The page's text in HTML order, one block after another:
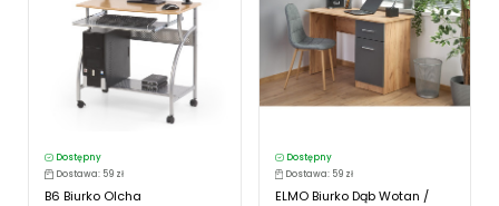
Dostępny
Dostawa: 59 zł
B6 Biurko Olcha
Dostępny
Dostawa: 59 zł
ELMO Biurko Dąb Wotan /